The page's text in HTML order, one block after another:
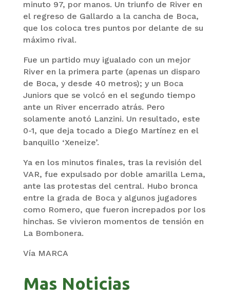
minuto 97, por manos. Un triunfo de River en
el regreso de Gallardo a la cancha de Boca,
que los coloca tres puntos por delante de su
máximo rival.
Fue un partido muy igualado con un mejor
River en la primera parte (apenas un disparo
de Boca, y desde 40 metros); y un Boca
Juniors que se volcó en el segundo tiempo
ante un River encerrado atrás. Pero
solamente anotó Lanzini. Un resultado, este
0-1, que deja tocado a Diego Martínez en el
banquillo ‘Xeneize’.
Ya en los minutos finales, tras la revisión del
VAR, fue expulsado por doble amarilla Lema,
ante las protestas del central. Hubo bronca
entre la grada de Boca y algunos jugadores
como Romero, que fueron increpados por los
hinchas. Se vivieron momentos de tensión en
La Bombonera.
Vía MARCA
Mas Noticias